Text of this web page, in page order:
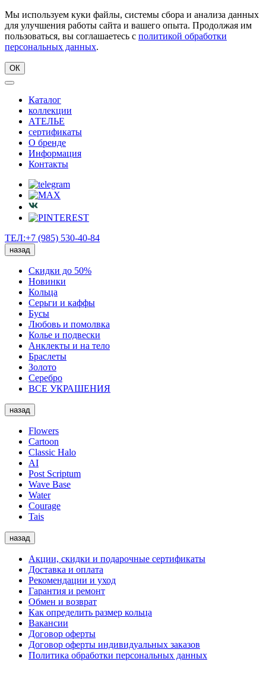
Мы используем куки файлы, системы сбора и анализа данных
для улучшения работы сайта и вашего опыта. Продолжая им
пользоваться, вы соглашаетесь с политикой обработки
персональных данных.
ОК
Каталог
коллекции
АТЕЛЬЕ
сертификаты
О бренде
Информация
Контакты
ТЕЛ:+7 (985) 530-40-84
назад
Скидки до 50%
Новинки
Кольца
Серьги и каффы
Бусы
Любовь и помолвка
Колье и подвески
Анклекты и на тело
Браслеты
Золото
Серебро
ВСЕ УКРАШЕНИЯ
назад
Flowers
Cartoon
Classic Halo
AI
Post Scriptum
Wave Base
Water
Courage
Tais
назад
Акции, скидки и подарочные сертификаты
Доставка и оплата
Рекомендации и уход
Гарантия и ремонт
Обмен и возврат
Как определить размер кольца
Вакансии
Договор оферты
Договор оферты индивидуальных заказов
Политика обработки персональных данных